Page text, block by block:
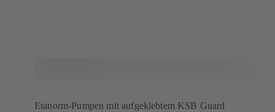
Etanorm-Pumpen mit aufgeklebtem KSB Guard